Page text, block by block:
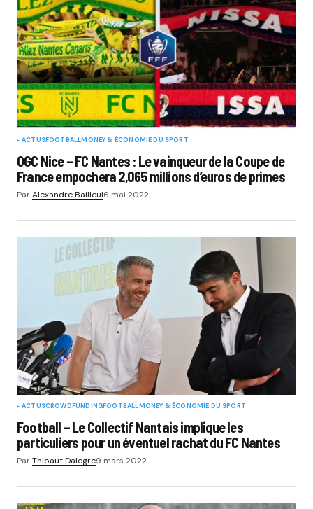
ACTUSFOOTBALLMONEY & ÉCONOMIE DU SPORT
OGC Nice – FC Nantes : Le vainqueur de la Coupe de
France empochera 2,065 millions d’euros de primes
ParAlexandre Bailleul6 mai 2022
ACTUSCROWDFUNDINGFOOTBALLMONEY & ÉCONOMIE DU SPORT
Football – Le Collectif Nantais implique les
particuliers pour un éventuel rachat du FC Nantes
ParThibaut Dalegre9 mars 2022